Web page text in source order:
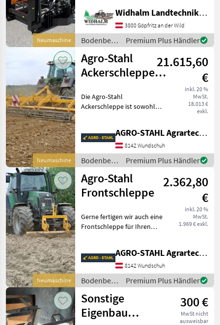
Agro-Stahl
2
Agri Flex
1
MARKTPLATZ
Marktplatz Händlerangebote Kleinanzeigen
Neumaschine
Widhalm Landtechnik GmbH
3800 Göpfritz an der Wild
Bodenbearbeitung
/ Stekro
Premium Plus Händler
Neumaschine
Agro-Stahl
Ackerschleppe
21.615,60
€
inkl. 20 %
MwSt.
18.013 €
exkl.
Die Agro-Stahl
Ackerschleppe ist sowohl
Bereicherung für jeden
Landwirt. Nicht nur 2
hintereinander
angeordnete P
AGRO-STAHL Agrartechnik und Stahlbau GmbH
8142 Wundschuh
Bodenbearbeitung
/ Agro-
Stahl
Premium Plus Händler
Neumaschine
Agro-Stahl
Frontschleppe
2.362,80
€
inkl. 20 %
MwSt.
1.969 € exkl.
Gerne fertigen wir auch eine
Frontschleppe für Ihren
Priorität besitzen. •
Arbeitsbreite von 2, 5 m bis
3 m erhältlich • c
AGRO-STAHL Agrartechnik und Stahlbau GmbH
8142 Wundschuh
Bodenbearbeitung
/ Agro-
Stahl
Premium Plus Händler
Sonstige
Eigenbau
300 €
MwSt nicht
ausweisbar